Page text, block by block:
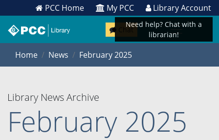
PCC Home My PCC Library Account
Chat
Home News February 2025
Library News Archive
February 2025
Need help? Chat with a
librarian!